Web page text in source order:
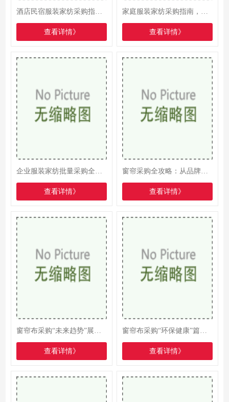
酒店民宿服装家纺采购指南，兼顾品质、颜值与性价比，提升宾客体验
查看详情》
家庭服装家纺采购指南，品质优先、实用适配，打造舒适宜居家居环境
查看详情》
企业服装家纺批量采购全攻略，降本增效、品质可控，避开采购陷阱
查看详情》
窗帘采购全攻略：从品牌选择到功能适配的终极指南
查看详情》
窗帘布采购“未来趋势”展望：智能化与个性化并驾齐驱
查看详情》
窗帘布采购“环保健康”篇：打造绿色家居新风尚
查看详情》